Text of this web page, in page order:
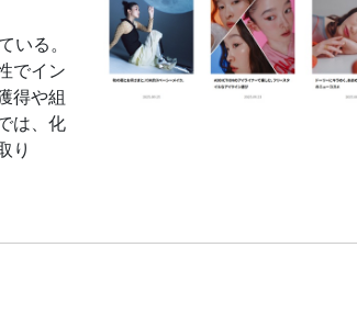
る。
でイン
得や組
は、化
り